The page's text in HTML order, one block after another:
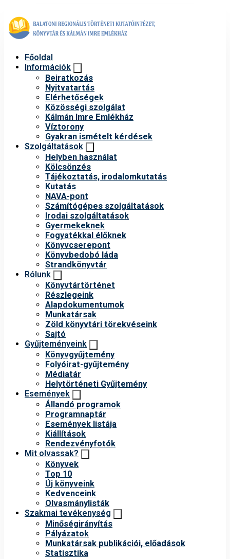
Főoldal
Információk
Beiratkozás
Nyitvatartás
Elérhetőségek
Közösségi szolgálat
Kálmán Imre Emlékház
Víztorony
Gyakran ismételt kérdések
Szolgáltatások
Helyben használat
Kölcsönzés
Tájékoztatás, irodalomkutatás
Kutatás
NAVA-pont
Számítógépes szolgáltatások
Irodai szolgáltatások
Gyermekeknek
Fogyatékkal élőknek
Könyvcserepont
Könyvbedobó láda
Strandkönyvtár
Rólunk
Könyvtártörténet
Részlegeink
Alapdokumentumok
Munkatársak
Zöld könyvtári törekvéseink
Sajtó
Gyűjteményeink
Könyvgyűjtemény
Folyóirat-gyűjtemény
Médiatár
Helytörténeti Gyűjtemény
Események
Állandó programok
Programnaptár
Események listája
Kiállítások
Rendezvényfotók
Mit olvassak?
Könyvek
Top 10
Új könyveink
Kedvenceink
Olvasmánylisták
Szakmai tevékenység
Minőségirányítás
Pályázatok
Munkatársak publikációi, előadások
Statisztika